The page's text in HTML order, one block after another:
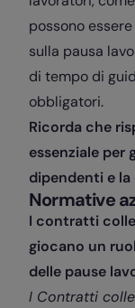
possono
sulla pausa
di tempo di
obbligatori.
Ricorda che
essenziale per
dipendenti e
Normative
I contratti
giocano un
delle pause
I Contratti